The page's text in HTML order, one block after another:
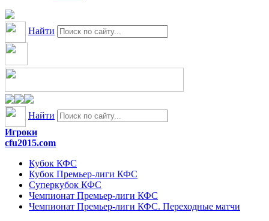
Найти
Найти
Игроки
cfu2015.com
Кубок КФС
Кубок Премьер-лиги КФС
Суперкубок КФС
Чемпионат Премьер-лиги КФС
Чемпионат Премьер-лиги КФС. Переходные матчи